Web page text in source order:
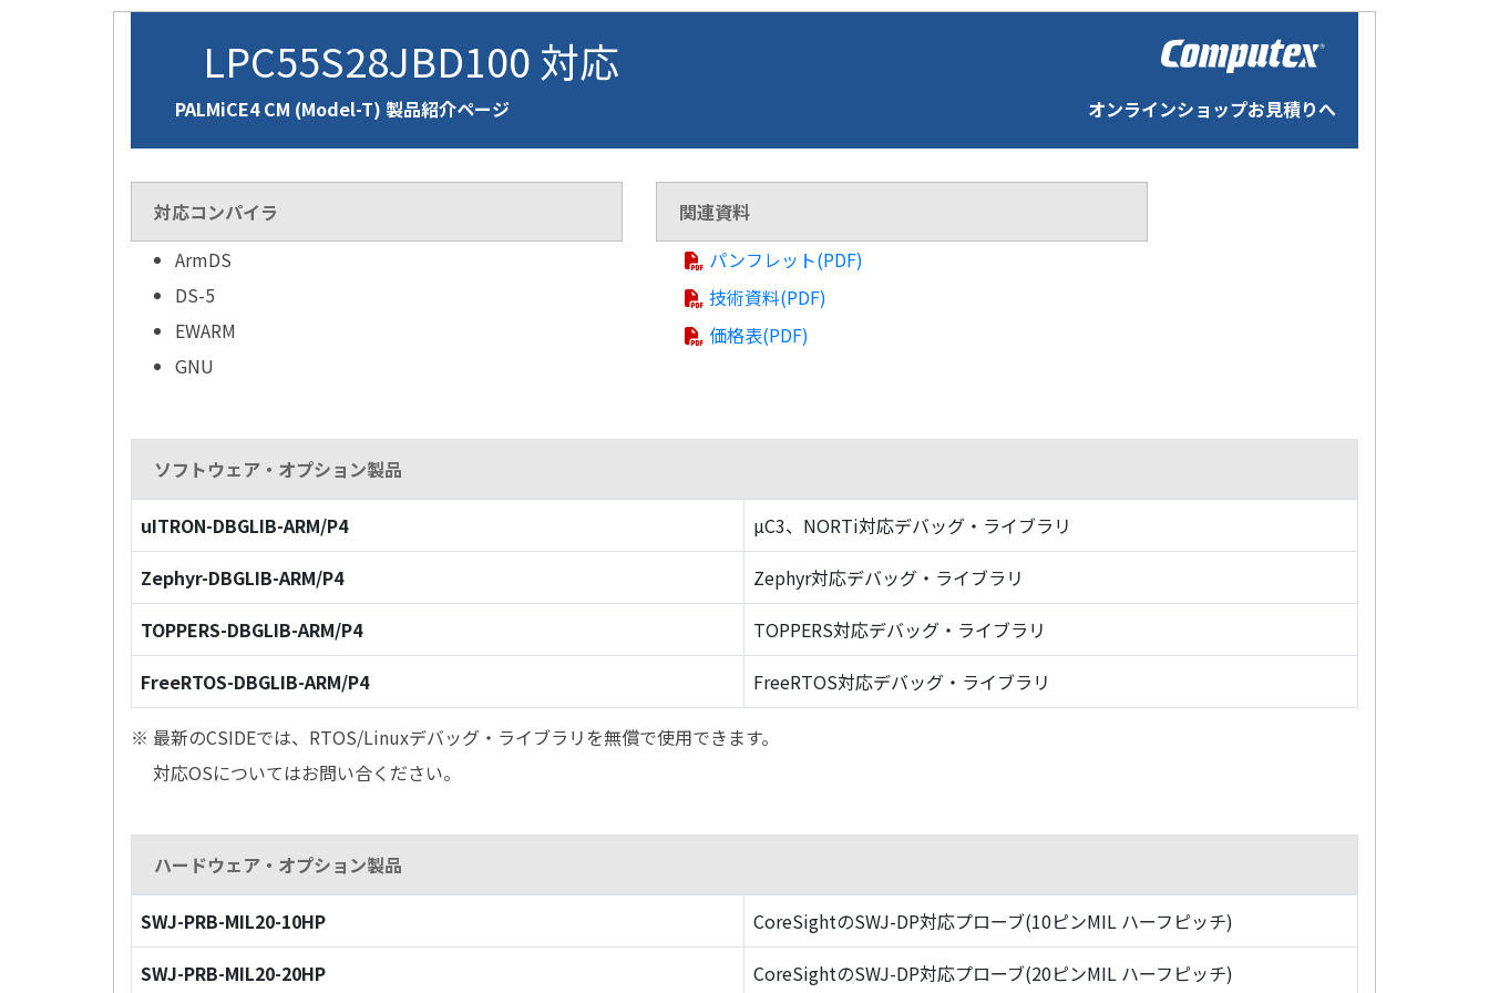
LPC55S28JBD100 対応
PALMiCE4 CM (Model-T) 製品紹介ページ オンラインショップお見積りへ
対応コンパイラ
ArmDS
DS-5
EWARM
GNU
関連資料
パンフレット(PDF)
技術資料(PDF)
価格表(PDF)
ソフトウェア・オプション製品
uITRON-DBGLIB-ARM/P4
µC3、NORTi対応デバッグ・ライブラリ
Zephyr-DBGLIB-ARM/P4
Zephyr対応デバッグ・ライブラリ
TOPPERS-DBGLIB-ARM/P4
TOPPERS対応デバッグ・ライブラリ
FreeRTOS-DBGLIB-ARM/P4
FreeRTOS対応デバッグ・ライブラリ
※ 最新のCSIDEでは、RTOS/Linuxデバッグ・ライブラリを無償で使用できます。
対応OSについてはお問い合ください。
ハードウェア・オプション製品
SWJ-PRB-MIL20-10HP
CoreSightのSWJ-DP対応プローブ(10ピンMIL ハーフピッチ)
SWJ-PRB-MIL20-20HP
CoreSightのSWJ-DP対応プローブ(20ピンMIL ハーフピッチ)